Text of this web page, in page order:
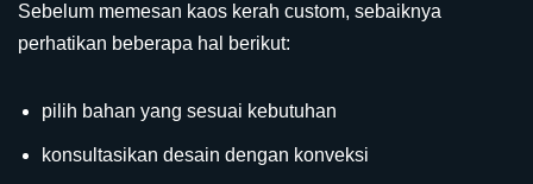
Sebelum memesan kaos kerah custom, sebaiknya
perhatikan beberapa hal berikut:
pilih bahan yang sesuai kebutuhan
konsultasikan desain dengan konveksi